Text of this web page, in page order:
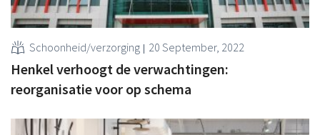
Schoonheid/verzorging 20 September, 2022
Henkel verhoogt de verwachtingen:
reorganisatie voor op schema